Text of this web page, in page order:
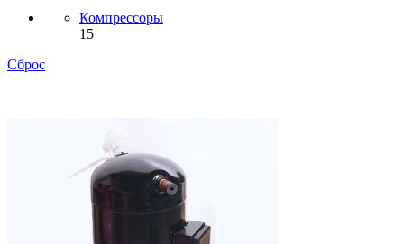
Компрессоры
15
Сброс